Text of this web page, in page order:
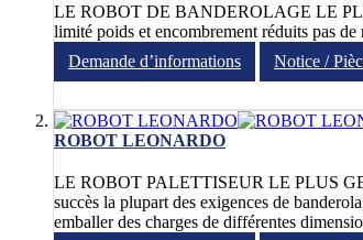
LE ROBOT DE BANDEROLAGE LE
limité poids et encombrement réduits pas
Demande d’informations
Notice /
ROBOT LEONARDO
LE ROBOT PALETTISEUR LE PLUS
succès la plupart des exigences de
emballer des charges de différentes